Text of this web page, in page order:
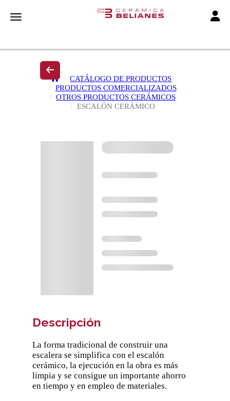
Toggle navigation
CATÁLOGO DE PRODUCTOS
PRODUCTOS COMERCIALIZADOS
OTROS PRODUCTOS CERÁMICOS
ESCALÓN CERÀMICO
Descripción
La forma tradicional de construir una
escalera se simplifica con el escalón
cerámico, la ejecución en la obra es más
limpia y se consigue un importante ahorro
en tiempo y en empleo de materiales.